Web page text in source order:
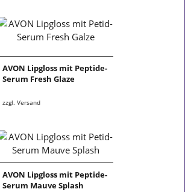
AVON Lipgloss mit Peptide-
Serum Fresh Glaze
zzgl. Versand
AVON Lipgloss mit Peptide-
Serum Mauve Splash